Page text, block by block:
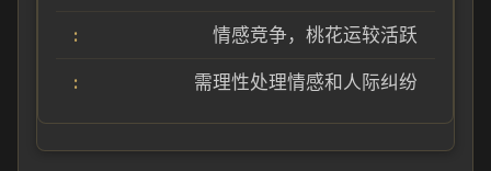
情感竞争，桃花运较活跃
需理性处理情感和人际纠纷